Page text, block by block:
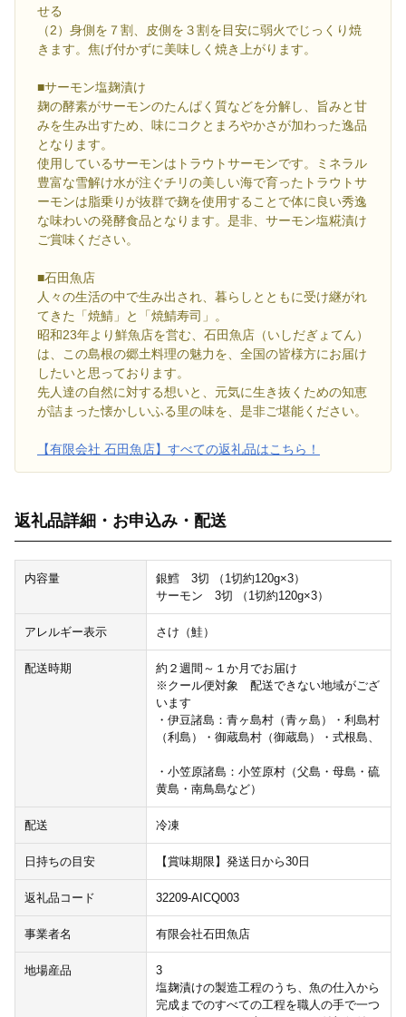
せる
（2）身側を７割、皮側を３割を目安に弱火でじっくり焼
きます。焦げ付かずに美味しく焼き上がります。
■サーモン塩麹漬け
麹の酵素がサーモンのたんぱく質などを分解し、旨みと甘
みを生み出すため、味にコクとまろやかさが加わった逸品
となります。
使用しているサーモンはトラウトサーモンです。ミネラル
豊富な雪解け水が注ぐチリの美しい海で育ったトラウトサ
ーモンは脂乗りが抜群で麹を使用することで体に良い秀逸
な味わいの発酵食品となります。是非、サーモン塩糀漬け
ご賞味ください。
■石田魚店
人々の生活の中で生み出され、暮らしとともに受け継がれ
てきた「焼鯖」と「焼鯖寿司」。
昭和23年より鮮魚店を営む、石田魚店（いしだぎょてん）
は、この島根の郷土料理の魅力を、全国の皆様方にお届け
したいと思っております。
先人達の自然に対する想いと、元気に生き抜くための知恵
が詰まった懐かしいふる里の味を、是非ご堪能ください。
【有限会社 石田魚店】すべての返礼品はこちら！
返礼品詳細・お申込み・配送
内容量
銀鱈 3切 （1切約120g×3）
サーモン 3切 （1切約120g×3）
アレルギー表示 さけ（鮭）
配送時期
約２週間～１か月でお届け
※クール便対象 配送できない地域がござ
います
・伊豆諸島：青ヶ島村（青ヶ島）・利島村
（利島）・御蔵島村（御蔵島）・式根島、
・小笠原諸島：小笠原村（父島・母島・硫
黄島・南鳥島など）
配送 冷凍
日持ちの目安 【賞味期限】発送日から30日
返礼品コード 32209-AICQ003
事業者名 有限会社石田魚店
地場産品
3
塩麹漬けの製造工程のうち、魚の仕入から
完成までのすべての工程を職人の手で一つ